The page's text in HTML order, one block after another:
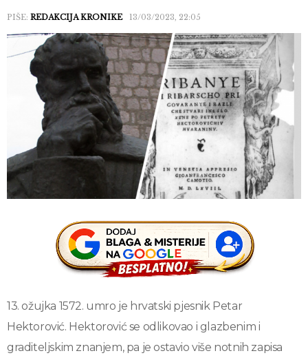
PIŠE: REDAKCIJA KRONIKE 13/03/2023, 22:05
13. ožujka 1572. umro je hrvatski pjesnik Petar
Hektorović. Hektorović se odlikovao i glazbenim i
graditeljskim znanjem, pa je ostavio više notnih zapisa